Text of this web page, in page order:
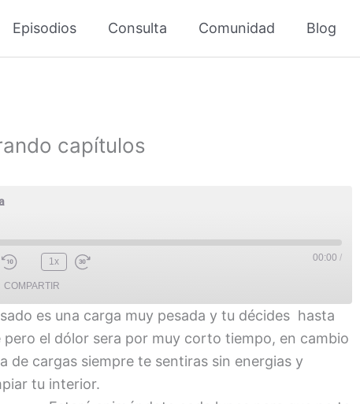
Episodios Consulta Comunidad Blog
capítulos
1x 00:00 /
COMPARTIR
es una carga muy pesada y tu décides hasta
el dólor sera por muy corto tiempo, en cambio
de cargas siempre te sentiras sin energias y
hoy a limpiar tu interior.